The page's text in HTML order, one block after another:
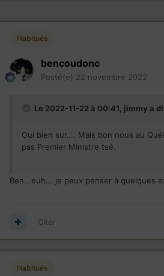
Habitués
bencoudonc
Posté(e) 22 novembre 2022
Le 2022-11-22 à 00:41, jimmy a
Oui bien sur…. Mais bon nous au
pas Premier Ministre tsé.
Ben...euh... je peux penser à quelques
Citer
Habitués